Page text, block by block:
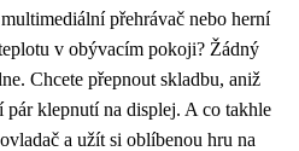
přehrávač nebo herní
v obývacím pokoji? Žádný
Chcete přepnout skladbu, aniž
pár klepnutí na displej. A co takhle
a užít si oblíbenou hru na